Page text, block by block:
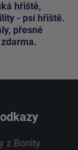
hřiště,
- psí hřiště.
přesné
z Bonity